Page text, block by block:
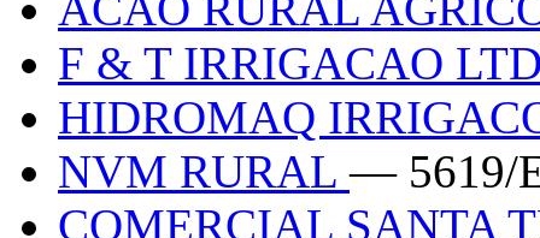
F & T IRRIGACAO
HIDROMAQ
NVM RURAL— 5619/
COMERCIAL SANTA